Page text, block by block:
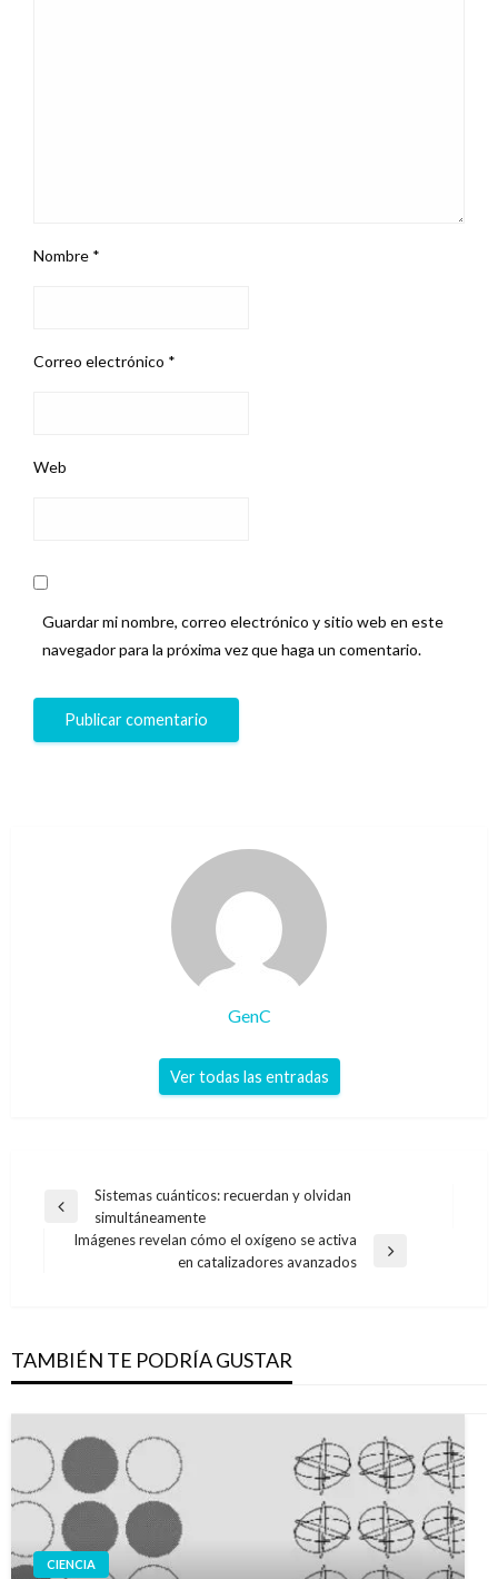
Nombre *
Correo electrónico *
Web
Guardar mi nombre, correo electrónico y sitio web en este
navegador para la próxima vez que haga un comentario.
GenC
Ver todas las entradas
Navegación
Entrada
anterior
Sistemas cuánticos: recuerdan y olvidan
simultáneamente
Imágenes revelan cómo el oxígeno se activa
en catalizadores avanzados
TAMBIÉN TE PODRÍA GUSTAR
CIENCIA